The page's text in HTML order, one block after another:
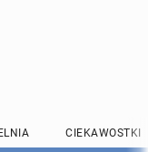
CIEKAWOSTKI